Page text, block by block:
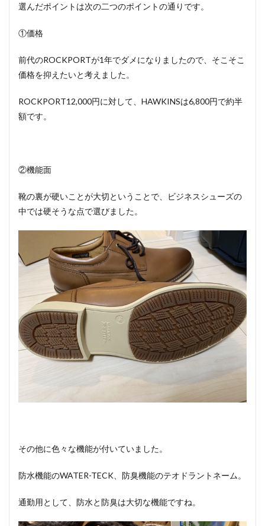
選んだポイントは次の二つのポイントの通りです。
①価格
前代のROCKPORTが1年でダメになりましたので、そこそこ
価格を抑えたいと考えました。
ROCKPORT12,000円に対して、HAWKINSは6,800円で約半
額です。
②機能面
靴の裏が硬いことが大切ということで、ビジネスシューズの
中では硬そうな点で選びました。
その他に色々な機能が付いていました。
防水機能のWATER-TECK、防臭機能のテオドラントネーム。
通勤用として、防水と防臭は大切な機能ですね。